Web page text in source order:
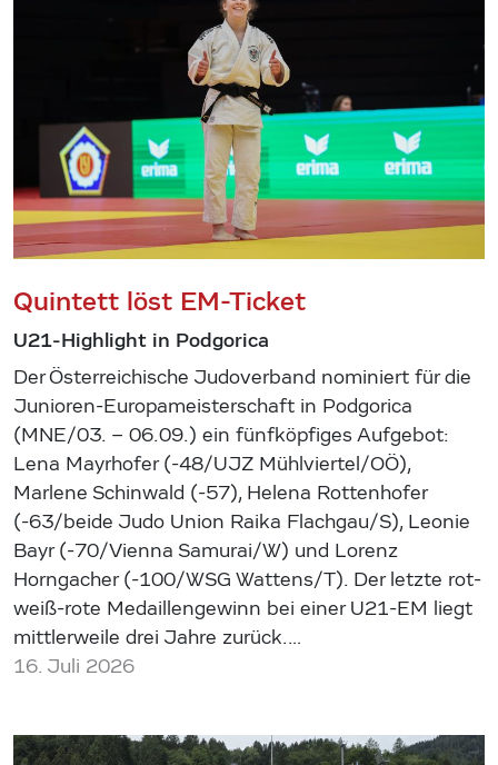
Quintett löst EM-Ticket
U21-Highlight in Podgorica
Der Österreichische Judoverband nominiert für die
Junioren-Europameisterschaft in Podgorica
(MNE/03. – 06.09.) ein fünfköpfiges Aufgebot:
Lena Mayrhofer (-48/UJZ Mühlviertel/OÖ),
Marlene Schinwald (-57), Helena Rottenhofer
(-63/beide Judo Union Raika Flachgau/S), Leonie
Bayr (-70/Vienna Samurai/W) und Lorenz
Horngacher (-100/WSG Wattens/T). Der letzte rot-
weiß-rote Medaillengewinn bei einer U21-EM liegt
mittlerweile drei Jahre zurück.…
16. Juli 2026